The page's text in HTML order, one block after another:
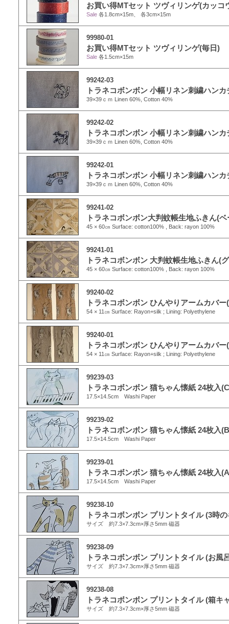
お買い得MTセット ツヴィリンゲ(カッコ
Sale 各1.8cm×15m、 各3cm×15m
99980-01
お買い得MTセット ツヴィリンゲ(毎日)
Sale 各1.5cm×15m
99242-03
トラネコボンボン 小幅リネン刺繍ハン
39×39ｃｍ Linen 60%, Cotton 40%
99242-02
トラネコボンボン 小幅リネン刺繍ハン
39×39ｃｍ Linen 60%, Cotton 40%
99242-01
トラネコボンボン 小幅リネン刺繍ハン
39×39ｃｍ Linen 60%, Cotton 40%
99241-02
トラネコボンボン大判蚊帳生地ふきん(
45 × 60㎝ Surface: cotton100% , Back: rayon 100%
99241-01
トラネコボンボン 大判蚊帳生地ふきん(
45 × 60㎝ Surface: cotton100% , Back: rayon 100%
99240-02
トラネコボンボン ひんやりアームカバ
54 × 11㎝ Surface: Rayon+silk ; Lining: Polyethylene
99240-01
トラネコボンボン ひんやりアームカバー
54 × 11㎝ Surface: Rayon+silk ; Lining: Polyethylene
99239-03
トラネコボンボン 猫ちゃん懐紙 24枚入
17.5×14.5cm Washi Paper
99239-02
トラネコボンボン 猫ちゃん懐紙 24枚入
17.5×14.5cm Washi Paper
99239-01
トラネコボンボン 猫ちゃん懐紙 24枚入
17.5×14.5cm Washi Paper
99238-10
トラネコボンボン プリントタイル (3時
サイズ 約7.3×7.3cm×厚さ5mm 磁器
99238-09
トラネコボンボン プリントタイル (お風
サイズ 約7.3×7.3cm×厚さ5mm 磁器
99238-08
トラネコボンボン プリントタイル (箱キ
サイズ 約7.3×7.3cm×厚さ5mm 磁器